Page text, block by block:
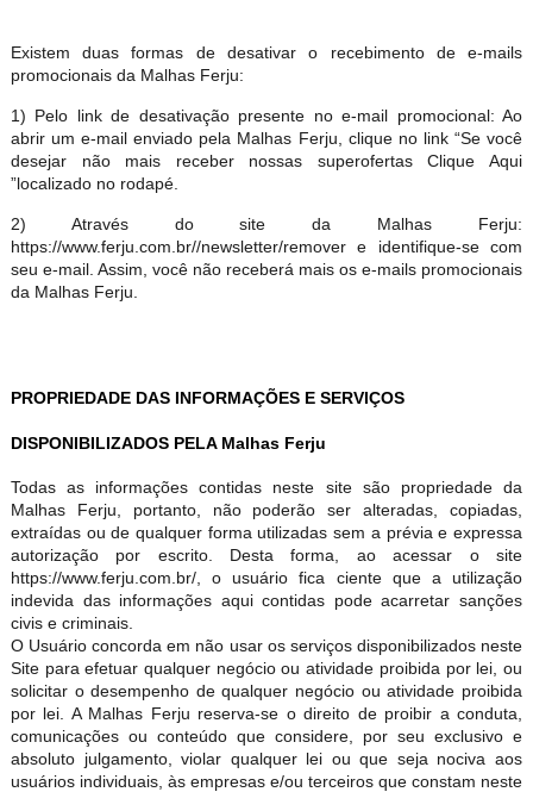
Existem duas formas de desativar o recebimento de e-mails
promocionais da Malhas Ferju:
1) Pelo link de desativação presente no e-mail promocional: Ao
abrir um e-mail enviado pela Malhas Ferju, clique no link “Se você
desejar não mais receber nossas superofertas Clique Aqui
”localizado no rodapé.
2) Através do site da Malhas Ferju:
https://www.ferju.com.br//newsletter/remover e identifique-se com
seu e-mail. Assim, você não receberá mais os e-mails promocionais
da Malhas Ferju.
PROPRIEDADE DAS INFORMAÇÕES E SERVIÇOS
DISPONIBILIZADOS PELA Malhas Ferju
Todas as informações contidas neste site são propriedade da
Malhas Ferju, portanto, não poderão ser alteradas, copiadas,
extraídas ou de qualquer forma utilizadas sem a prévia e expressa
autorização por escrito. Desta forma, ao acessar o site
https://www.ferju.com.br/, o usuário fica ciente que a utilização
indevida das informações aqui contidas pode acarretar sanções
civis e criminais.
O Usuário concorda em não usar os serviços disponibilizados neste
Site para efetuar qualquer negócio ou atividade proibida por lei, ou
solicitar o desempenho de qualquer negócio ou atividade proibida
por lei. A Malhas Ferju reserva-se o direito de proibir a conduta,
comunicações ou conteúdo que considere, por seu exclusivo e
absoluto julgamento, violar qualquer lei ou que seja nociva aos
usuários individuais, às empresas e/ou terceiros que constam neste